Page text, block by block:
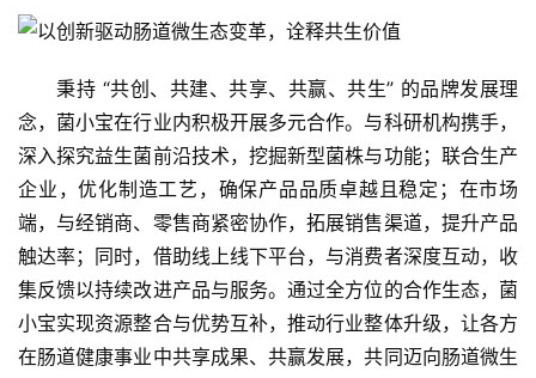
秉持 “共创、共建、共享、共赢、共生” 的品牌发展理
念，菌小宝在行业内积极开展多元合作。与科研机构携手，
深入探究益生菌前沿技术，挖掘新型菌株与功能；联合生产
企业，优化制造工艺，确保产品品质卓越且稳定；在市场
端，与经销商、零售商紧密协作，拓展销售渠道，提升产品
触达率；同时，借助线上线下平台，与消费者深度互动，收
集反馈以持续改进产品与服务。通过全方位的合作生态，菌
小宝实现资源整合与优势互补，推动行业整体升级，让各方
在肠道健康事业中共享成果、共赢发展，共同迈向肠道微生